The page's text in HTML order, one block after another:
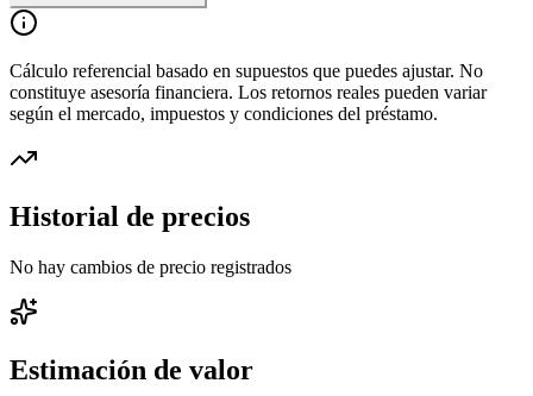
Cálculo referencial basado en supuestos que puedes ajustar. No
constituye asesoría financiera. Los retornos reales pueden variar
según el mercado, impuestos y condiciones del préstamo.
Historial de precios
No hay cambios de precio registrados
Estimación de valor